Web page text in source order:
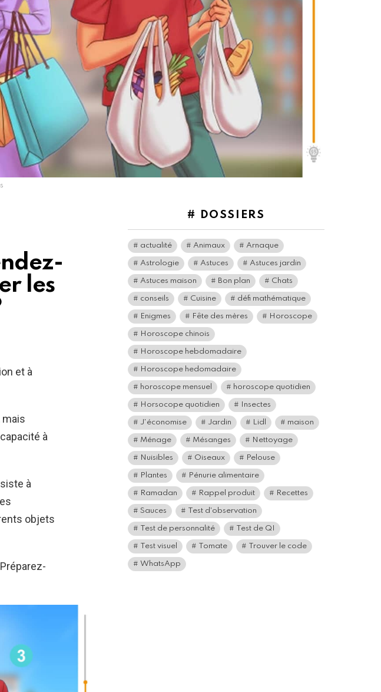
les
et à
mais
à
à
objets
# DOSSIERS
actualité Animaux Arnaque
Astrologie Astuces Astuces jardin
Astuces maison Bon plan Chats
conseils Cuisine défi mathématique
Enigmes Fête des mères Horoscope
Horoscope chinois
Horoscope hebdomadaire
Horoscope hedomadaire
horoscope mensuel horoscope quotidien
Horsocope quotidien Insectes
J'économise Jardin Lidl maison
Ménage Mésanges Nettoyage
Nuisibles Oiseaux Pelouse
Plantes Pénurie alimentaire
Ramadan Rappel produit Recettes
Sauces Test d'observation
Test de personnalité Test de QI
Test visuel Tomate Trouver le code
WhatsApp